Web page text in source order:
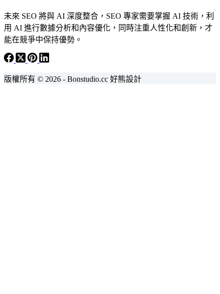
未來 SEO 將與 AI 深度整合，SEO 專家需要掌握 AI 技術，利
用 AI 進行數據分析和內容優化，同時注重人性化和創新，才
能在競爭中保持優勢。
版權所有 © 2026 - Bonstudio.cc 好熊設計